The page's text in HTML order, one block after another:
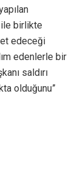
ile birlikte
edeceği
edenlerle bir
saldırı
olduğunu”